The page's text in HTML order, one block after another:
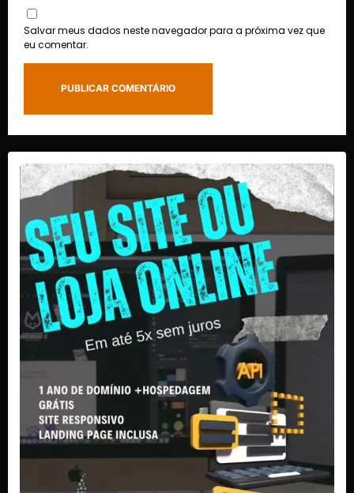
Salvar meus dados neste navegador para a próxima vez que
eu comentar.